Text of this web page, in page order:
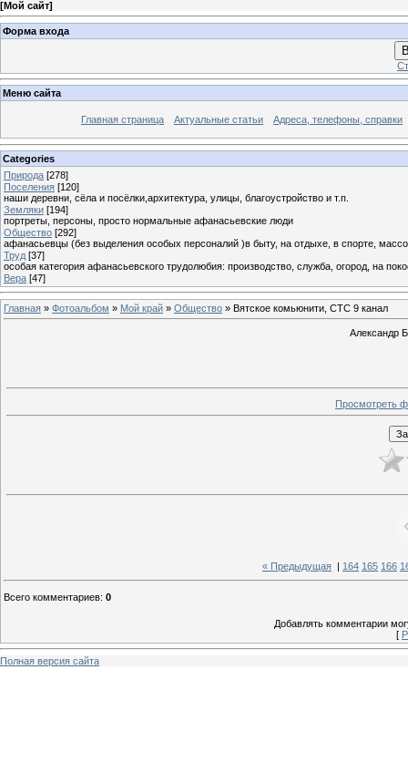
[Мой сайт]
Форма входа
Меню сайта
Главная страница Актуальные статьи Адреса, телефоны, справки
Categories
Природа [278]
Поселения [120]
наши деревни, сёла и посёлки,архитектура, улицы, благоустройство и т.п.
Земляки [194]
портреты, персоны, просто нормальные афанасьевские люди
Общество [292]
афанасьевцы (без выделения особых персоналий )в быту, на отдыхе, в спорте,
Труд [37]
особая категория афанасьевского трудолюбия: производство, служба, огород, на
Вера [47]
Главная » Фотоальбом » Мой край » Общество » Вятское комьюнити, СТС 9 канал
Александр
Просмотреть
« Предыдущая 164 165 166
Всего комментариев: 0
Добавлять комментарии
[
Полная версия сайта